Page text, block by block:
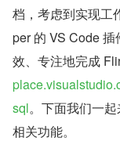
档，考虑到实现工
per 的 VS Code
效、专注地完成
sql。下面我们一
相关功能。